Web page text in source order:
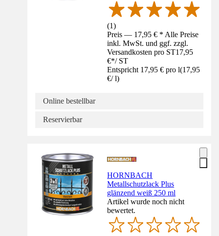
(1)
Preis — 17,95 € * Alle Preise
inkl. MwSt. und ggf. zzgl.
Versandkosten pro ST17,95
€*/ ST
Entspricht 17,95 € pro l(17,95
€/ l)
Online bestellbar
Reservierbar
HORNBACH
Metallschutzlack Plus
glänzend weiß 250 ml
Artikel wurde noch nicht
bewertet.